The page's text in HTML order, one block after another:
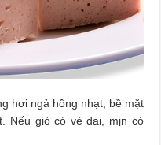
hơi ngả hồng nhạt, bề mặt
Nếu giò có vẻ dai, mịn có